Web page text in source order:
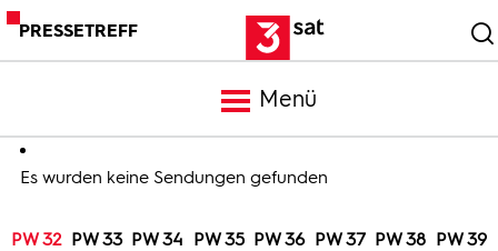
PRESSETREFF
Menü
Meldungen
Programm
Es wurden keine Sendungen gefunden
PW 32 PW 33 PW 34 PW 35 PW 36 PW 37 PW 38 PW 39